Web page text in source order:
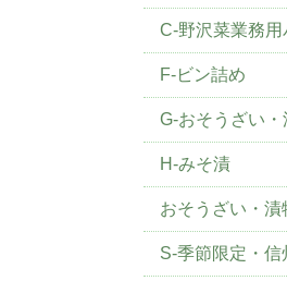
C-野沢菜業務用
F-ビン詰め
G-おそうざい・
H-みそ漬
おそうざい・漬
イズ）
S-季節限定・